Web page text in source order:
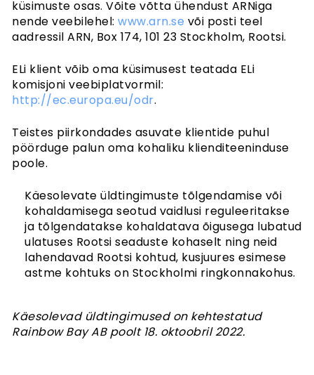
küsimuste osas. Võite võtta ühendust ARNiga
nende veebilehel: www.arn.se või posti teel
aadressil ARN, Box 174, 101 23 Stockholm, Rootsi.
ELi klient võib oma küsimusest teatada ELi
komisjoni veebiplatvormil:
http://ec.europa.eu/odr.
Teistes piirkondades asuvate klientide puhul
pöörduge palun oma kohaliku klienditeeninduse
poole.
Käesolevate üldtingimuste tõlgendamise või
kohaldamisega seotud vaidlusi reguleeritakse
ja tõlgendatakse kohaldatava õigusega lubatud
ulatuses Rootsi seaduste kohaselt ning neid
lahendavad Rootsi kohtud, kusjuures esimese
astme kohtuks on Stockholmi ringkonnakohus.
Käesolevad üldtingimused on kehtestatud
Rainbow Bay AB poolt 18. oktoobril 2022.